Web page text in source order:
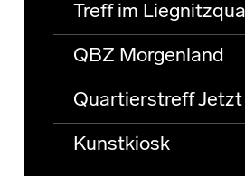
Treff im
QBZ Morgenland
Quartierstreff
Kunstkiosk